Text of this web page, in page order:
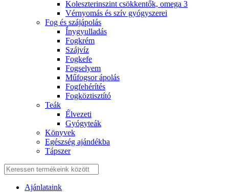
Koleszterinszint csökkentők, omega 3
Vérnyomás és szív gyógyszerei
Fog és szájápolás
Í́nygyulladás
Fogkrém
Szájvíz
Fogkefe
Fogselyem
Műfogsor ápolás
Fogfehérítés
Fogköztisztító
Teák
É́lvezeti
Gyógyteák
Könyvek
Egészség ajándékba
Tápszer
Ajánlataink